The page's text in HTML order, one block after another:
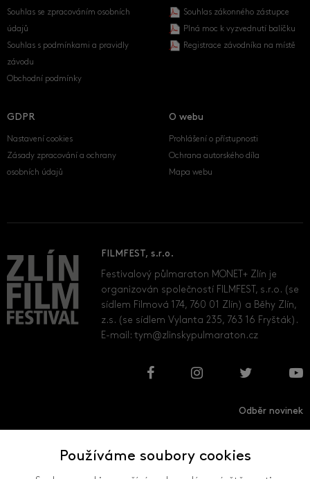
Souhlas se zpracováním osobních
údajů
Souhlas s podmínkami a pravidly
závodu
Obchodní podmínky
Souhlas zákonného zástupce
Plná moc k vyzvednutí balíčku
Registrace závodníka na místě
GDPR
Nastavení cookies
Zásady zpracování a ochrany
osobních údajů
O webu
Prohlášení o přístupnosti
Ochrana autorského díla
Mapa webu
FILMFEST, s.r.o.
Festivalový půlmaraton MONET+ Zlín je
organizován společností FILMFEST, s.r.o. (se
sídlem Filmová 174, 760 01 Zlín) a Běhy Zlín,
z.s. (se sídlem Vylanta 235, 763 16 Fryšták).
E-mail:tym@zlinskypulmaraton.cz
Odběr novinek
Používáme soubory cookies